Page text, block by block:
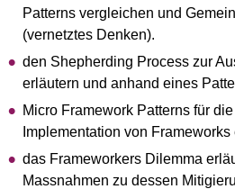
Patterns vergleichen und
(vernetztes Denken).
den Shepherding Process zur
erläutern und anhand eines
Micro Framework Patterns für
Implementation von
das Frameworkers Dilemma
Massnahmen zu dessen